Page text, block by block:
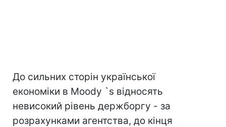
До сильних сторін української
економіки в Moody `s відносять
невисокий рівень держборгу - за
розрахунками агентства, до кінця